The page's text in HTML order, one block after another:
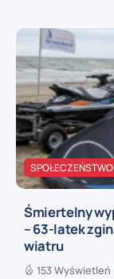
SPOŁECZEŃSTWO
Śmiertelny
– 63-latek
wiatru
153 Wyświetleń